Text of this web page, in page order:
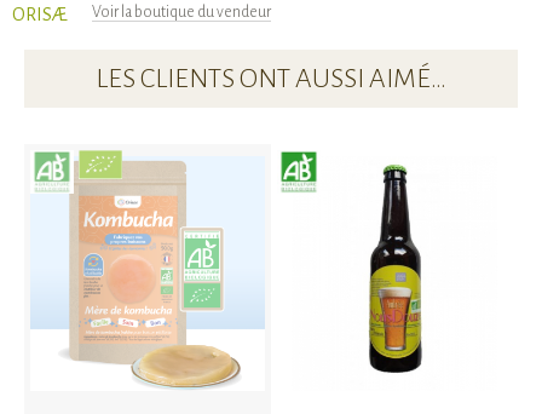
ORISÆ
Voir la boutique du vendeur
LES CLIENTS ONT AUSSI AIMÉ…